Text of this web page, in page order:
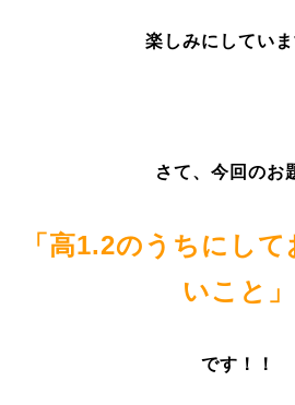
楽しみにしてい
さて、今回のお
「高1.2のうちにし
いこと」
です！！